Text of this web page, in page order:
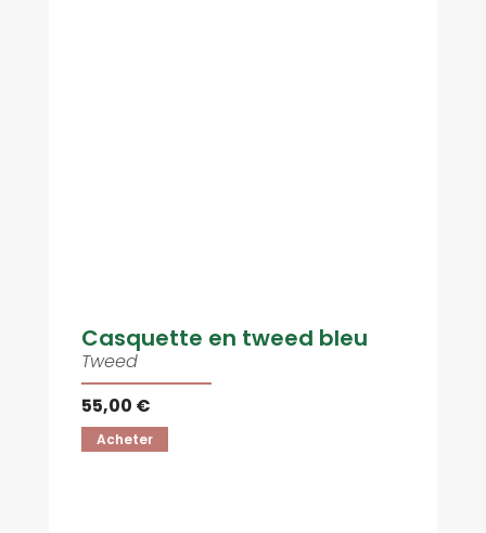
Casquette en tweed bleu
Tweed
55,00 €
Acheter